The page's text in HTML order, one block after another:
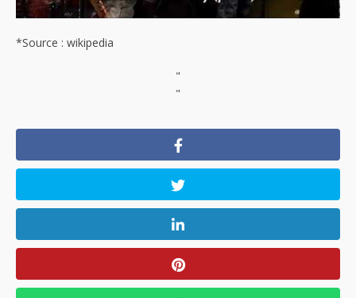
*Source : wikipedia
"
"